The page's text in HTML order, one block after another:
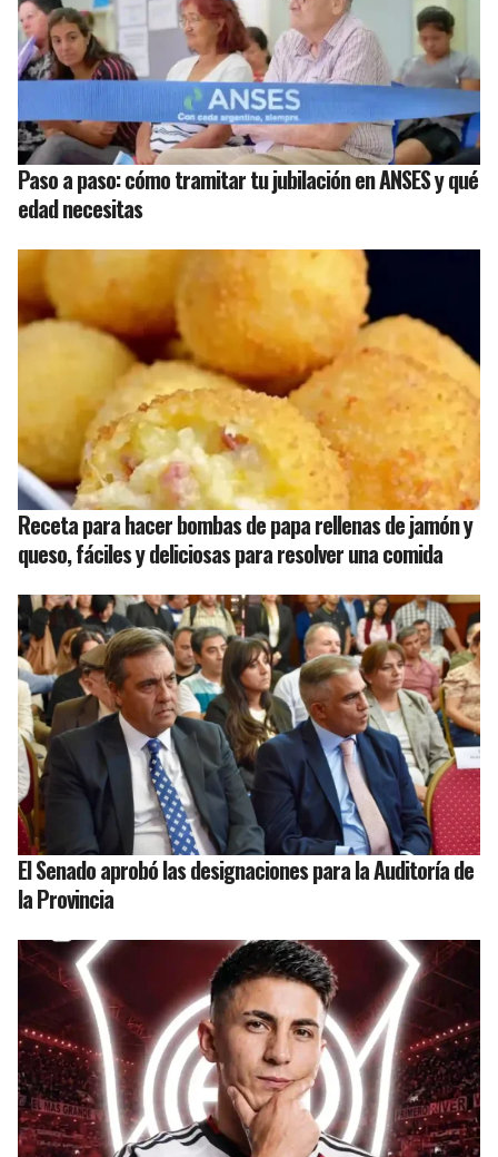
Paso a paso: cómo tramitar tu jubilación en ANSES y qué
edad necesitas
Receta para hacer bombas de papa rellenas de jamón y
queso, fáciles y deliciosas para resolver una comida
El Senado aprobó las designaciones para la Auditoría de
la Provincia